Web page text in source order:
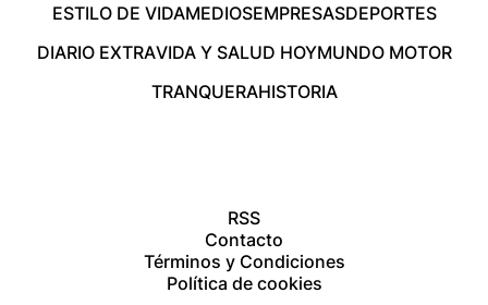
ESTILO DE VIDAMEDIOSEMPRESASDEPORTES
DIARIO EXTRAVIDA Y SALUD HOYMUNDO MOTOR
TRANQUERAHISTORIA
RSS
Contacto
Términos y Condiciones
Política de cookies